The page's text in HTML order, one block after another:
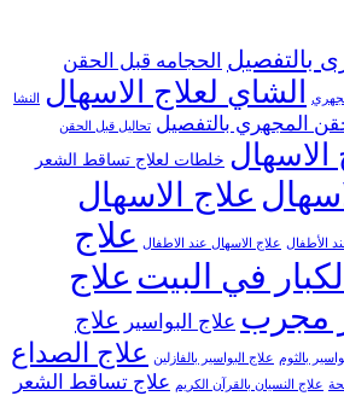
بالتفصيل الحجامه قبل الحقن
الشاي لعلاج الاسهال النشا
المجهري بالتفصيل تحاليل قبل الحقن
خلطات لعلاج تساقط الشعر
علاج الاسهال
الأطفال علاج الاسهال عند الاطفال علاج
في البيت علاج
مجرب علاج البواسير علاج
بالثوم علاج البواسير بالفازلين علاج الصداع
علاج النسيان بالقرآن الكريم علاج تساقط الشعر